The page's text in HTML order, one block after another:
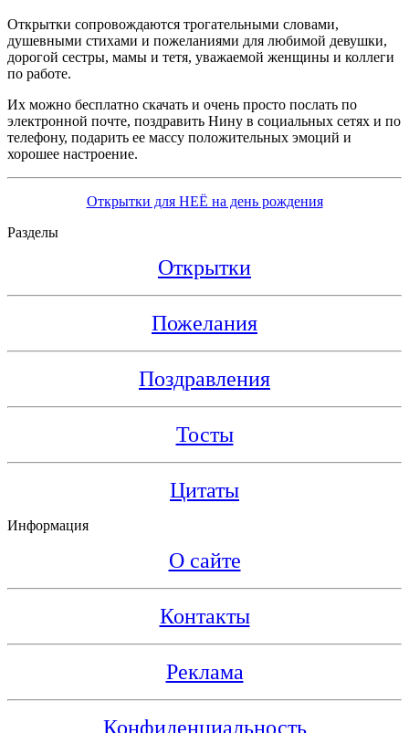
Открытки сопровождаются трогательными словами,
душевными стихами и пожеланиями для любимой девушки,
дорогой сестры, мамы и тетя, уважаемой женщины и коллеги
по работе.
Их можно бесплатно скачать и очень просто послать по
электронной почте, поздравить Нину в социальных сетях и по
телефону, подарить ее массу положительных эмоций и
хорошее настроение.
Открытки для НЕЁ на день рождения
Разделы
Открытки
Пожелания
Поздравления
Тосты
Цитаты
Информация
О сайте
Контакты
Реклама
Конфиденциальность